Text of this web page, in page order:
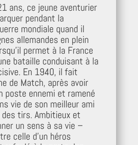
ans, ce jeune aventurier
pendant la
mondiale quand il
allemandes en plein
permet à la France
bataille conduisant à la
En 1940, il fait
de Match, après avoir
poste ennemi et ramené
vie de son meilleur ami
tirs. Ambitieux et
un sens à sa vie –
celle d’un héros